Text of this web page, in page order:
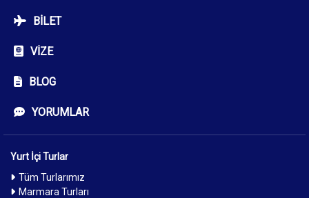
BILET
VIZE
BLOG
YORUMLAR
Yurt İçi Turlar
Tüm Turlarımız
Marmara Turları